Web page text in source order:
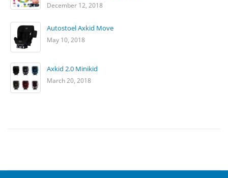
December 12, 2018
Autostoel Axkid Move
May 10, 2018
Axkid 2.0 Minikid
March 20, 2018